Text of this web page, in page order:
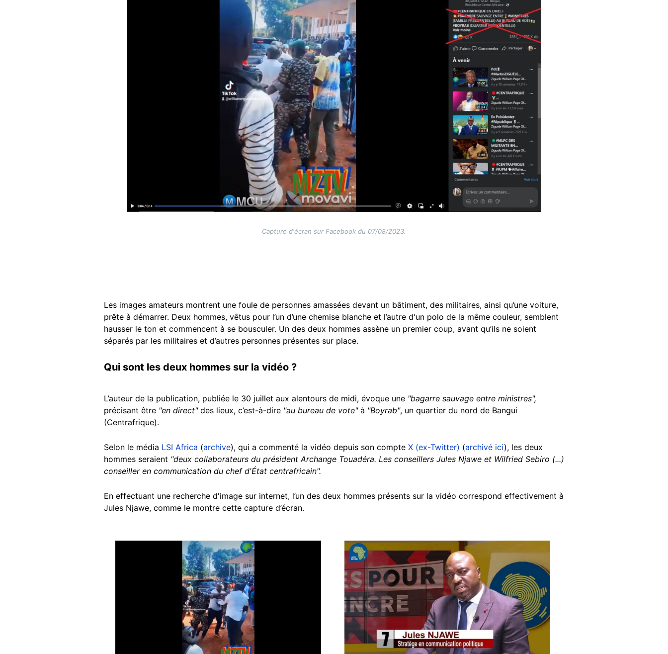
Capture d'écran sur Facebook du 07/08/2023.
Les images amateurs montrent une foule de personnes amassées devant un bâtiment, des militaires, ainsi qu’une voiture,
prête à démarrer. Deux hommes, vêtus pour l’un d’une chemise blanche et l’autre d'un polo de la même couleur, semblent
hausser le ton et commencent à se bousculer. Un des deux hommes assène un premier coup, avant qu’ils ne soient
séparés par les militaires et d’autres personnes présentes sur place.
Qui sont les deux hommes sur la vidéo ?
L’auteur de la publication, publiée le 30 juillet aux alentours de midi, évoque une "bagarre sauvage entre ministres",
précisant être "en direct"des lieux, c’est-à-dire "au bureau de vote" à "Boyrab", un quartier du nord de Bangui
(Centrafrique).
Selon le média LSI Africa (archive), qui a commenté la vidéo depuis son compte X (ex-Twitter) (archivé ici), les deux
hommes seraient "deux collaborateurs du président Archange Touadéra. Les conseillers Jules Njawe et Wilfried Sebiro (...)
conseiller en communication du chef d'État centrafricain".
En effectuant une recherche d'image sur internet, l’un des deux hommes présents sur la vidéo correspond effectivement à
Jules Njawe, comme le montre cette capture d’écran.
Image